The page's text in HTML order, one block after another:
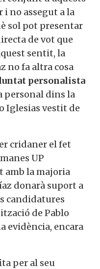
no assegut a la
sol pot presentar
de vot que
sentit, la
no fa altra cosa
personalista
personal dins la
Iglesias vestit de
cridaner el fet
UP
amb la majoria
donarà suport a
candidatures
de Pablo
evidència, encara
per al seu